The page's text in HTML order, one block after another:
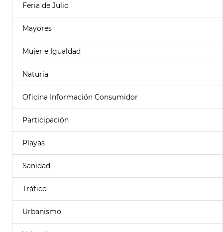
Feria de Julio
Mayores
Mujer e Igualdad
Naturia
Oficina Información Consumidor
Participación
Playas
Sanidad
Tráfico
Urbanismo